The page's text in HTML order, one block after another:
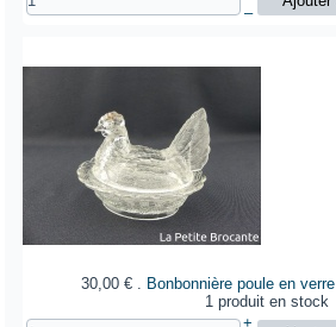
–
30,00 € Bonbonnière poule en
1 produit en stock
+